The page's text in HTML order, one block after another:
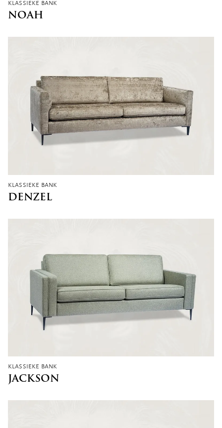
klassieke bank
NOAH
klassieke bank
DENZEL
klassieke bank
JACKSON